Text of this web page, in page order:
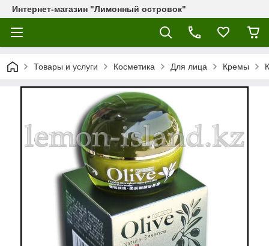
Интернет-магазин "Лимонный островок"
Товары и услуги Косметика Для лица Кремы